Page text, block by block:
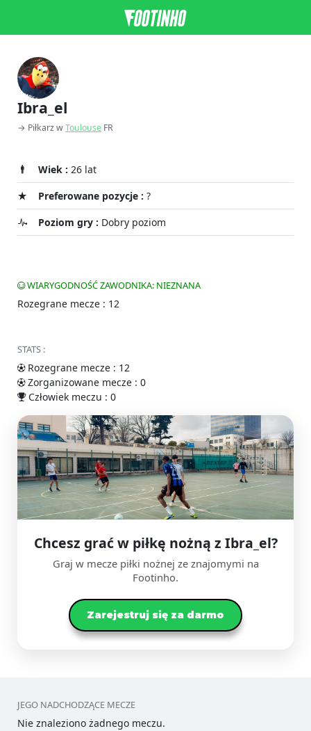
Ibra_el
→ Piłkarz wToulouse FR
Wiek : 26 lat
Preferowane pozycje : ?
Poziom gry : Dobry poziom
WIARYGODNOŚĆ ZAWODNIKA: NIEZNANA
Rozegrane mecze : 12
STATS :
Rozegrane mecze : 12
Zorganizowane mecze : 0
Człowiek meczu : 0
Chcesz grać w piłkę nożną z Ibra_el?
Graj w mecze piłki nożnej ze znajomymi na
Footinho.
Zarejestruj się za darmo
JEGO NADCHODZĄCE MECZE
Nie znaleziono żadnego meczu.